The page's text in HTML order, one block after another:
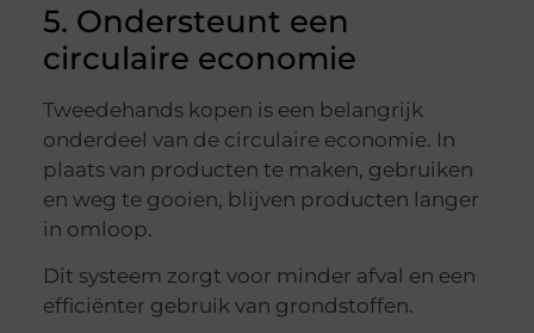
5. Ondersteunt een
circulaire economie
Tweedehands kopen is een belangrijk
onderdeel van de circulaire economie. In
plaats van producten te maken, gebruiken
en weg te gooien, blijven producten langer
in omloop.
Dit systeem zorgt voor minder afval en een
efficiënter gebruik van grondstoffen.